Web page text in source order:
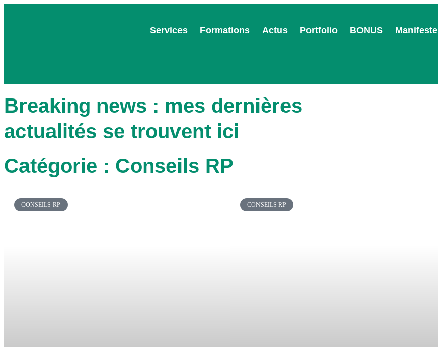
Services Formations Actus Portfolio BONUS Manifeste
Breaking news : mes dernières
actualités se trouvent ici
Catégorie : Conseils RP
CONSEILS RP CONSEILS RP